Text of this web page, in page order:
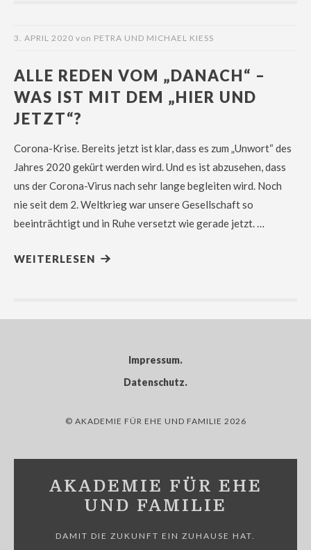
3. APRIL 2020 von PETRA UND MICHAEL KIESS
ALLE REDEN VOM „DANACH“ –
WAS IST MIT DEM „HIER UND
JETZT“?
Corona-Krise. Bereits jetzt ist klar, dass es zum „Unwort“ des
Jahres 2020 gekürt werden wird. Und es ist abzusehen, dass
uns der Corona-Virus nach sehr lange begleiten wird. Noch
nie seit dem 2. Weltkrieg war unsere Gesellschaft so
beeinträchtigt und in Ruhe versetzt wie gerade jetzt. …
WEITERLESEN
Impressum
Datenschutz
© AKADEMIE FÜR EHE UND FAMILIE 2026
AKADEMIE FÜR EHE
UND FAMILIE
DAMIT DIE ZUKUNFT EIN ZUHAUSE HAT.